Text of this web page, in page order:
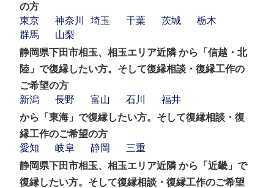
の方
東京
神奈川 埼玉 千葉 茨城
栃木
群馬
山梨
静岡県下田市相玉、相玉エリア近隣 から「信越・北
陸」で復縁したい方。そして復縁相談・復縁工作の
ご希望の方
新潟
長野 富山 石川
福井
から「東海」で復縁したい方。そして復縁相談・復
縁工作のご希望の方
愛知
岐阜 静岡
三重
静岡県下田市相玉、相玉エリア近隣 から「近畿」で
復縁したい方。そして復縁相談・復縁工作のご希望